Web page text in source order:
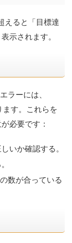
えると「目標達
示されます。
ラーには、
す。これらを
必要です：
いか確認する。
数が合っている